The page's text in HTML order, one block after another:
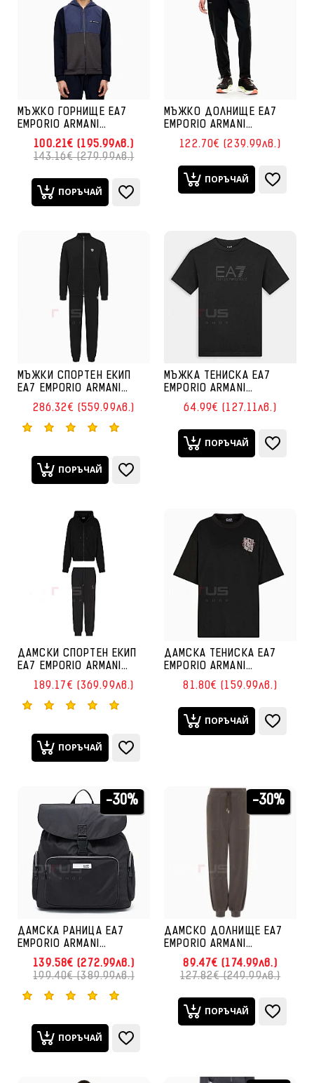
МЪЖКО ГОРНИЩЕ EA7
EMPORIO ARMANI
7M000938-UB102
ATHLETIC COLOUR BLOCK
HOODIE FZ NYLON
ТЪМНОСИНЬО/
ТЪМНОСИВО
100.21€ (195.99лв.)
143.16€ (279.99лв.)
ПОРЪЧАЙ
МЪЖКО ДОЛНИЩЕ EA7
EMPORIO ARMANI
7M000592-UC001 VIGOR7
PANTS CH PL ST ЧЕРНО
122.70€ (239.99лв.)
ПОРЪЧАЙ
МЪЖКИ СПОРТЕН ЕКИП
EA7 EMPORIO ARMANI
8NPV56-1200 PREMIUM
SHIELD M T-SUIT FZ CH VI
PL CC ЧЕРЕН
286.32€ (559.99лв.)
ПОРЪЧАЙ
МЪЖКА ТЕНИСКА EA7
EMPORIO ARMANI
7M000898-UC001
VISIBILITY TEE SS CO
ЧЕРНА
64.99€ (127.11лв.)
ПОРЪЧАЙ
ДАМСКИ СПОРТЕН ЕКИП
EA7 EMPORIO ARMANI
7W000420-UC001
VISIBILITY T-SUIT FZ CH
ЧЕРЕН
189.17€ (369.99лв.)
ПОРЪЧАЙ
ДАМСКА ТЕНИСКА EA7
EMPORIO ARMANI
7W000726-UC001 LOGO
SERIES TEE SS WRITTEN
LOGO CROSSOVER ЧЕРНА
81.80€ (159.99лв.)
ПОРЪЧАЙ
-30%
ДАМСКА РАНИЦА EA7
EMPORIO ARMANI
7W000740-UC001 TRAIN
W BACKPACK ЧЕРНА
139.58€ (272.99лв.)
199.40€ (389.99лв.)
ПОРЪЧАЙ
-30%
ДАМСКО ДОЛНИЩЕ EA7
EMPORIO ARMANI
7W000193-U6063 CORE
LADY RELAX PANTS CH
КАФЯВО
89.47€ (174.99лв.)
127.82€ (249.99лв.)
ПОРЪЧАЙ